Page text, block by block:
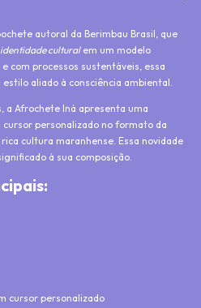
autoral da Berimbau Brasil, que
culturalem um modelo
com processos sustentáveis, essa
aliado à consciência ambiental.
a Afrochete Iná apresenta uma
personalizado no formato da
cultura maranhense. Essa novidade
à sua composição.
cursor personalizado